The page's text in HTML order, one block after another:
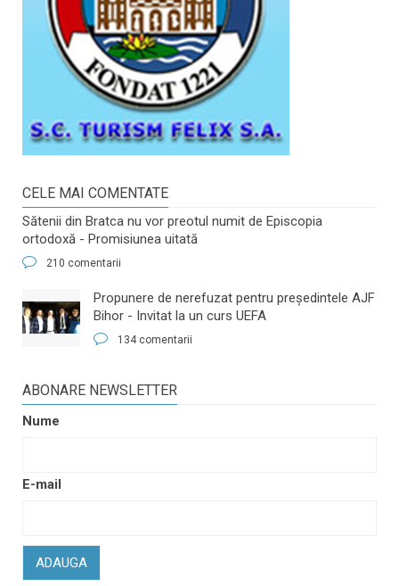
CELE MAI COMENTATE
Sătenii din Bratca nu vor preotul numit de Episcopia
ortodoxă - Promisiunea uitată
210 comentarii
​Propunere de nerefuzat pentru preşedintele AJF
Bihor - Invitat la un curs UEFA
134 comentarii
ABONARE NEWSLETTER
Nume
E-mail
ADAUGA